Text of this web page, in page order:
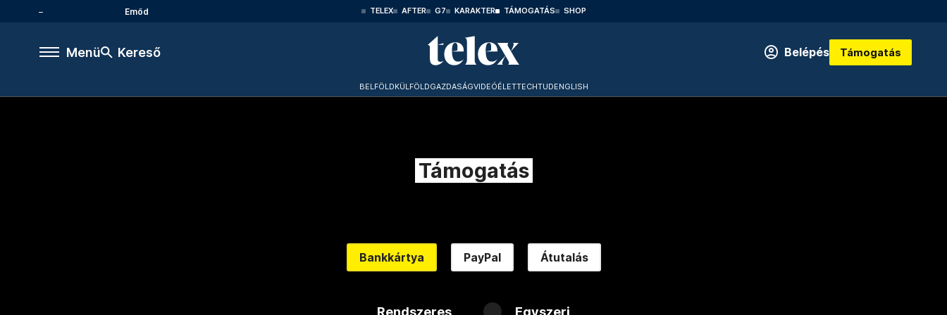
Emőd TELEX AFTER G7 KARAKTER TÁMOGATÁS SHOP
Menü Kereső Belépés Támogatás
BELFÖLDKÜLFÖLDGAZDASÁGVIDEÓÉLETTECHTUDENGLISH
Támogatás
Bankkártya PayPal Átutalás
Rendszeres Egyszeri